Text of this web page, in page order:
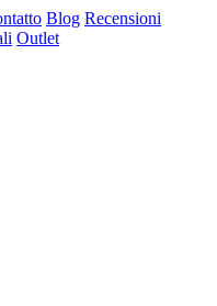
Blog Recensioni
Outlet